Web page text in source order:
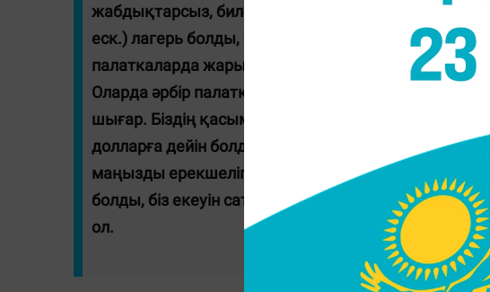
жабдықтарсыз, билеттерсіз (баға - еск.). Бұл -
еск.) лагерь болды, бізде 40 мың доллар, оларда
палаткаларда жарық болған жоқ. Асүйге барып,
Оларда әрбір палаткада жарық, тоқ болған. Тамақ
шығар. Біздің қасымызды (тағы бір - еск.) лагерь
долларға дейін болды. Америкалық лагерьлер
маңызды ерекшелігі оттегі баллондарында. Біздің
болды, біз екеуін сатып алдық. Випке барсаң, сенде
ол.